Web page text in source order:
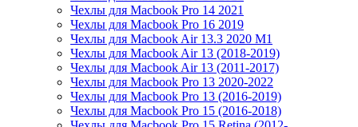
Чехлы для Macbook Pro 14 2021
Чехлы для Macbook Pro 16 2019
Чехлы для Macbook Air 13.3 2020 M1
Чехлы для Macbook Air 13 (2018-2019)
Чехлы для Macbook Air 13 (2011-2017)
Чехлы для Macbook Pro 13 2020-2022
Чехлы для Macbook Pro 13 (2016-2019)
Чехлы для Macbook Pro 15 (2016-2018)